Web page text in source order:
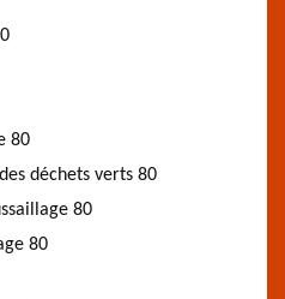
80
déchets verts 80
80
80